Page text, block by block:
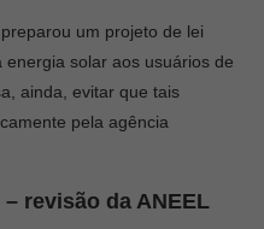
um projeto de lei
solar aos usuários de
ainda, evitar que tais
pela agência
revisão da ANEEL